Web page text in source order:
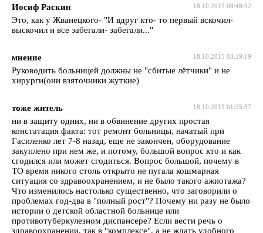
18.10.2015 08:48:32
Иосиф Раскин
Это, как у Жванецкого- "И вдруг кто- то первый вскочил-
выскочил и все забегали- забегали..."
18.10.2015 03:19:19
мнение
Руководить больницей должны не "сбитые лётчики" и не
хирурги(они взяточники жуткие)
18.10.2015 01:25:57
тоже житель
ни в защиту одних, ни в обвинение других простая
констатация факта: тот ремонт больницы, начатый при
Гасиленко лет 7-8 назад, еще не закончен, оборудование
закуплено при нем же, и потому, большой вопрос кто и как
сгодился или может сгодиться. Вопрос большой, почему в
ТО время никого столь открыто не пугала кошмарная
ситуация со здравоохранением, и не было такого ажиотажа?
Что изменилось настолько существенно, что заговорили о
проблемах год-два в "полный рост"? Почему ни разу не было
истории о детской областной больнице или
противотуберкулезном диспансере? Если вести речь о
здравоохранении, так в "комплексе", а не ждать удобного